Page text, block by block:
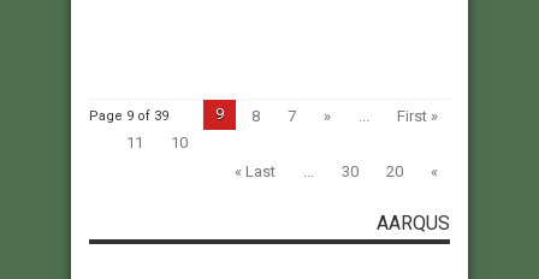
Page 9 of 39 « First
...
«
7
8
9
10
11
»
20
30
...
Last »
AARQUS